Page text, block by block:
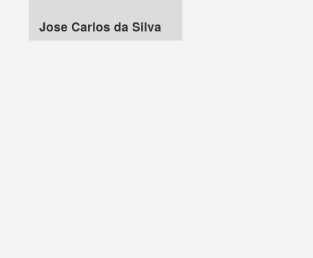
Jose Carlos da Silva